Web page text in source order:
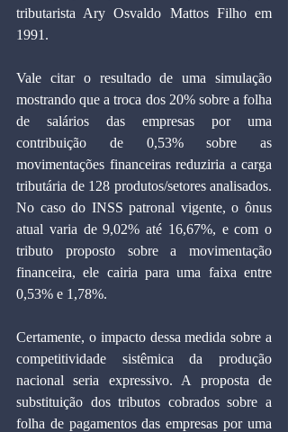
tributarista Ary Osvaldo Mattos Filho em
1991.
Vale citar o resultado de uma simulação
mostrando que a troca dos 20% sobre a folha
de salários das empresas por uma
contribuição de 0,53% sobre as
movimentações financeiras reduziria a carga
tributária de 128 produtos/setores analisados.
No caso do INSS patronal vigente, o ônus
atual varia de 9,02% até 16,67%, e com o
tributo proposto sobre a movimentação
financeira, ele cairia para uma faixa entre
0,53% e 1,78%.
Certamente, o impacto dessa medida sobre a
competitividade sistêmica da produção
nacional seria expressivo. A proposta de
substituição dos tributos cobrados sobre a
folha de pagamentos das empresas por uma